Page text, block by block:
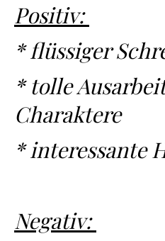
Positiv:
* flüssiger
* tolle
Charaktere
* interessante
Negativ: